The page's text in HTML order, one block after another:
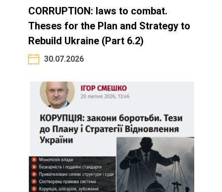
CORRUPTION: laws to combat.
Theses for the Plan and Strategy to
Rebuild Ukraine (Part 6.2)
30.07.2026